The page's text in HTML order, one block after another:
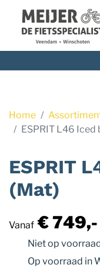
Navigatie
Home
ESPRIT L46 Iced
ESPRIT
(Mat)
Vanaf € 749,-
Niet op
Op voorraad in